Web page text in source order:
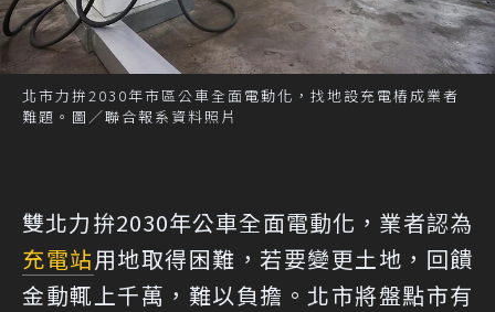
北市力拚2030年市區公車全面電動化，找地設充電樁成業者
難題。圖／聯合報系資料照片
雙北力拚2030年公車全面電動化，業者認為
充電站用地取得困難，若要變更土地，回饋
金動輒上千萬，難以負擔。北市將盤點市有